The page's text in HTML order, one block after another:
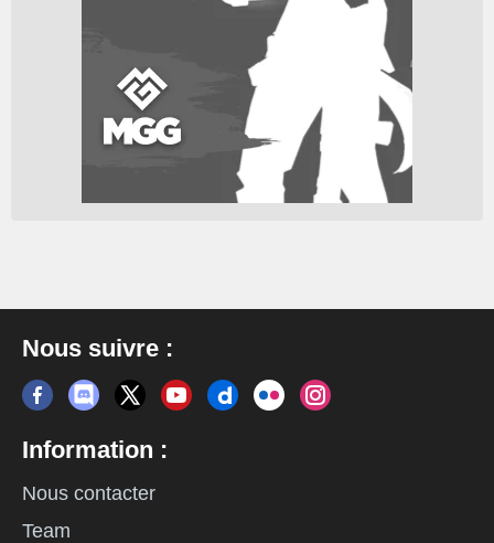
Nous suivre :
Information :
Nous contacter
Team